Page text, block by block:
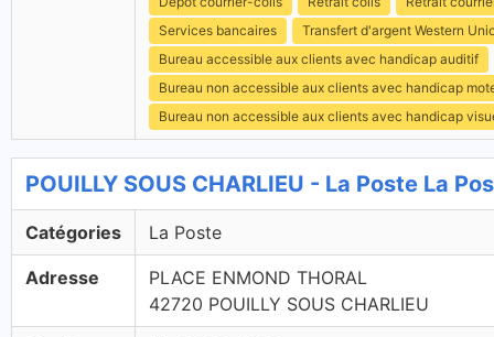
Services bancaires
Transfert d'argent Western
Bureau accessible aux clients avec handicap auditif
Bureau non accessible aux clients avec handicap
Bureau non accessible aux clients avec handicap
POUILLY SOUS CHARLIEU - La Poste La
Catégories La Poste
Adresse
PLACE ENMOND THORAL
42720 POUILLY SOUS CHARLIEU